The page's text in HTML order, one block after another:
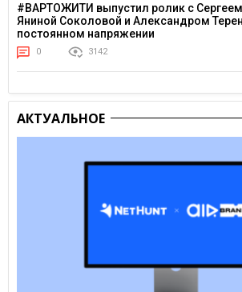
#ВАРТОЖИТИ выпустил ролик с
Яниной Соколовой и Александром
постоянном напряжении
0 3142
АКТУАЛЬНОЕ